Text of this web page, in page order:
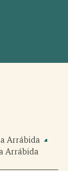
Arrábida
Arrábida